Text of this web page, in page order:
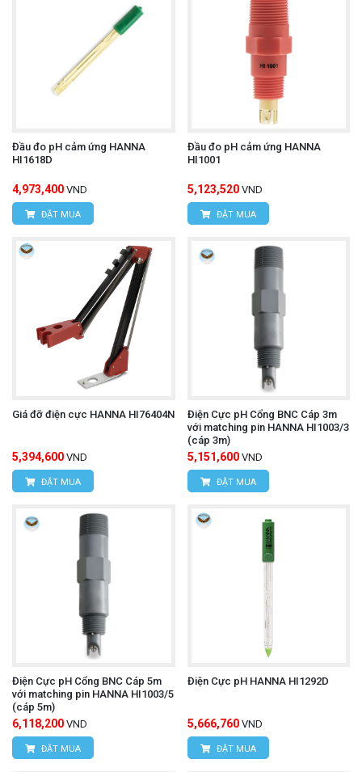
Đầu đo pH cảm ứng HANNA
HI1618D
4,973,400 VND
ĐẶT MUA
Đầu đo pH cảm ứng HANNA
HI1001
5,123,520 VND
ĐẶT MUA
Giá đỡ điện cực HANNA HI76404N
5,394,600 VND
ĐẶT MUA
Điện Cực pH Cổng BNC Cáp 3m
với matching pin HANNA HI1003/3
(cáp 3m)
5,151,600 VND
ĐẶT MUA
Điện Cực pH Cổng BNC Cáp 5m
với matching pin HANNA HI1003/5
(cáp 5m)
6,118,200 VND
ĐẶT MUA
Điện Cực pH HANNA HI1292D
5,666,760 VND
ĐẶT MUA